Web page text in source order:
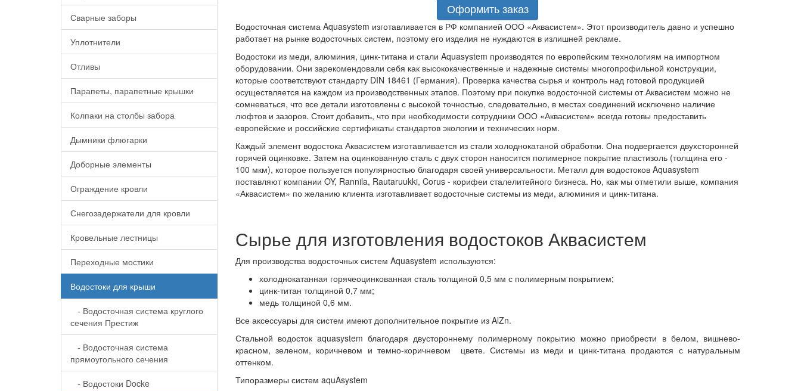
Сварные заборы
Уплотнители
Отливы
Парапеты, парапетные крышки
Колпаки на столбы забора
Дымники флюгарки
Доборные элементы
Ограждение кровли
Снегозадержатели для кровли
Кровельные лестницы
Переходные мостики
Водостоки для крыши
- Водосточная система круглого
сечения Престиж
- Водосточная система
прямоугольного сечения
- Водостоки Docke
Оформить заказ
Водосточная система Aquasystem изготавливается в РФ компанией ООО «Аквасистем». Этот производитель давно и успешно
работает на рынке водосточных систем, поэтому его изделия не нуждаются в излишней рекламе.
Водостоки из меди, алюминия, цинк-титана и стали Aquasystem производятся по европейским технологиям на импортном
оборудовании. Они зарекомендовали себя как высококачественные и надежные системы многопрофильной конструкции,
которые соответствуют стандарту DIN 18461 (Германия). Проверка качества сырья и контроль над готовой продукцией
осуществляется на каждом из производственных этапов. Поэтому при покупке водосточной системы от Аквасистем можно не
сомневаться, что все детали изготовлены с высокой точностью, следовательно, в местах соединений исключено наличие
люфтов и зазоров. Стоит добавить, что при необходимости сотрудники ООО «Аквасистем» всегда готовы предоставить
европейские и российские сертификаты стандартов экологии и технических норм.
Каждый элемент водостока Аквасистем изготавливается из стали холоднокатаной обработки. Она подвергается двухсторонней
горячей оцинковке. Затем на оцинкованную сталь с двух сторон наносится полимерное покрытие пластизоль (толщина его -
100 мкм), которое пользуется популярностью благодаря своей универсальности. Металл для водостоков Aquasystem
поставляют компании OY, Rannila, Rautaruukki, Corus - корифеи сталелитейного бизнеса. Но, как мы отметили выше, компания
«Аквасистем» по желанию клиента изготавливает водосточные системы из меди, алюминия и цинк-титана.
Сырье для изготовления водостоков Аквасистем
Для производства водосточных систем Aquasystem используются:
холоднокатанная горячеоцинкованная сталь толщиной 0,5 мм с полимерным покрытием;
цинк-титан толщиной 0,7 мм;
медь толщиной 0,6 мм.
Все аксессуары для систем имеют дополнительное покрытие из AlZn.
Стальной водосток aquasystem благодаря двустороннему полимерному покрытию можно приобрести в белом, вишнево-
красном, зеленом, коричневом и темно-коричневом цвете. Системы из меди и цинк-титана продаются с натуральным
оттенком.
Типоразмеры систем aquAsystem